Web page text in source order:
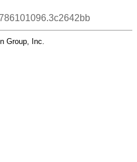
Group, Inc.